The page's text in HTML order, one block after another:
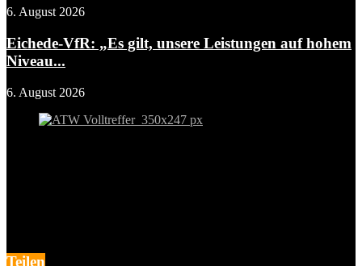
6. August 2026
Eichede-VfR: „Es gilt, unsere Leistungen auf hohem
Niveau...
6. August 2026
Teilen